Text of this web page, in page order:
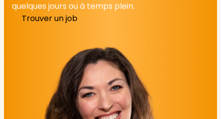
quelques jours ou à temps plein.
Trouver un job